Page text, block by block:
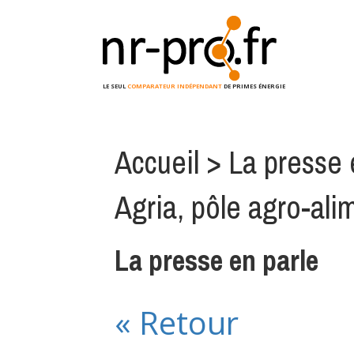
LE SEULCOMPARATEUR INDÉPENDANT DE PRIMES ÉNERGIE
Accueil > La presse
Agria, pôle agro-
La presse en parle
« Retour